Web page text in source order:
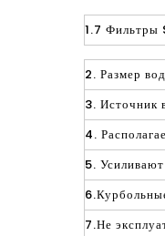
1.7 Фильтры
2. Размер
3. Источник
4.
5.
7.Не